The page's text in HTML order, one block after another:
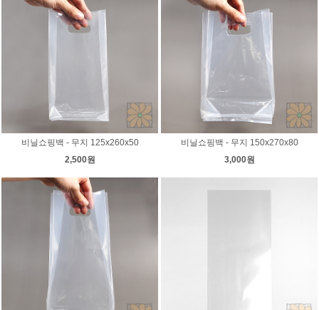
비닐쇼핑백 - 무지 125x260x50
2,500원
비닐쇼핑백 - 무지 150x270x80
3,000원